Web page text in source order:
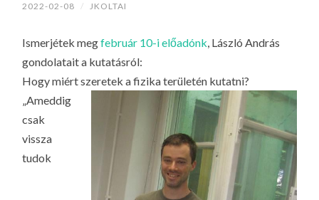
A
IL
LA
G
O
KI
G
2022-02-08 / JKOLTAI
Ismerjétek megfebruár 10-i előadónk, László András
gondolatait a kutatásról:
Hogy miért szeretek a fizika területén kutatni?
„Ameddig
csak
vissza
tudok